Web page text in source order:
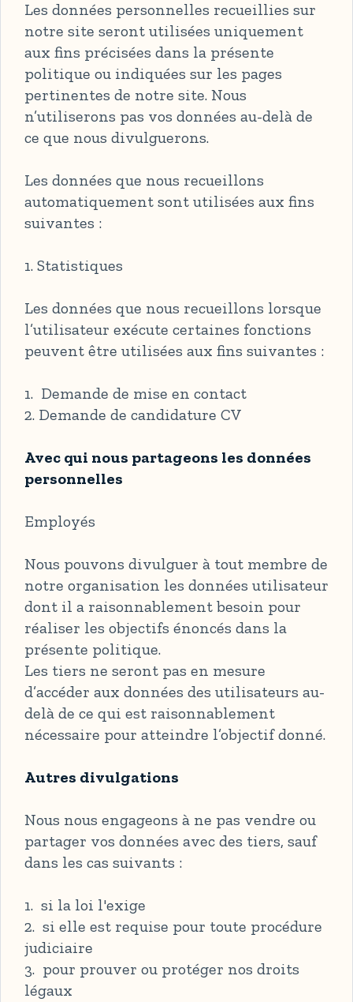
Les données personnelles recueillies sur
notre site seront utilisées uniquement
aux fins précisées dans la présente
politique ou indiquées sur les pages
pertinentes de notre site. Nous
n’utiliserons pas vos données au-delà de
ce que nous divulguerons.
Les données que nous recueillons
automatiquement sont utilisées aux fins
suivantes :
1. Statistiques
Les données que nous recueillons lorsque
l’utilisateur exécute certaines fonctions
peuvent être utilisées aux fins suivantes :
1. Demande de mise en contact
2. Demande de candidature CV
Avec qui nous partageons les données
personnelles
Employés
Nous pouvons divulguer à tout membre de
notre organisation les données utilisateur
dont il a raisonnablement besoin pour
réaliser les objectifs énoncés dans la
présente politique.
Les tiers ne seront pas en mesure
d’accéder aux données des utilisateurs au-
delà de ce qui est raisonnablement
nécessaire pour atteindre l’objectif donné.
Autres divulgations
Nous nous engageons à ne pas vendre ou
partager vos données avec des tiers, sauf
dans les cas suivants :
1. si la loi l'exige
2. si elle est requise pour toute procédure
judiciaire
3. pour prouver ou protéger nos droits
légaux